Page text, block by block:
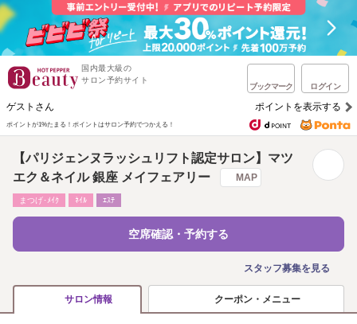
国内最大級の
サロン予約サイト
ブックマーク ログイン
ゲストさん ポイントを表示する
ポイントが1%たまる！ ポイントはサロン予約でつかえる！
【パリジェンヌラッシュリフト認定サロン】マツ
エク＆ネイル 銀座 メイフェアリー
MAP
まつげ･ﾒｲｸ ﾈｲﾙ ｴｽﾃ
空席確認・予約する
スタッフ募集を見る
サロン情報 クーポン・メニュー